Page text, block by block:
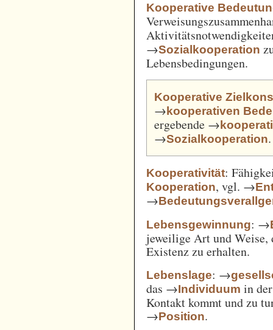
Kooperative
→Sozialkooperation
Lebensbedingungen.
Kooperative
→kooperativen
ergebende →
→Sozialkooperation.
Kooperativität:
Kooperation, vgl. →
→
Lebensgewinnung: →
jeweilige Art und
Existenz zu erhalten.
Lebenslage: →
das →Individuum in
Kontakt kommt und zu
→Position.